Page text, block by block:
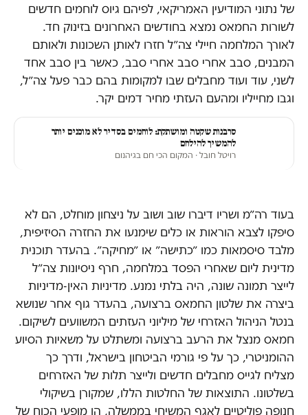
של נתוני המודיעין האמריקאי, לפיהם גיוס לוחמים חדשים
לשורות החמאס נמצא בחודשים האחרונים בזינוק חד.
לאורך המלחמה חיילי צה״ל חזרו לאותן השכונות ולאותם
המבנים, סבב אחרי סבב אחרי סבב, כאשר בין סבב אחד
לשני, עוד ועוד מחבלים שבו למקומות בהם כבר פעל צה״ל,
וגבו מחייליו ומהעם העזתי מחיר דמים יקר.
סרבנות שקטה ומושתקת: לוחמים בסדיר לא מוכנים יותר
להמשיך להילחם
רויטל חובל · המקום הכי חם בגיהנום
בעוד רה״מ ושריו דיברו שוב ושוב על ניצחון מוחלט, הם לא
סיפקו לצבא הוראות או כלים שימנעו את החזרה הסיזיפית,
מלבד סיסמאות כמו ״כתישה״ או ״מחיקה״. בהעדר תוכנית
מדינית ליום שאחרי הפסד במלחמה, חרף ניסיונות צה״ל
לייצר תמונה שונה, היה בלתי נמנע. מדיניות האין-מדיניות
ביצרה את שלטון החמאס ברצועה, בהעדר גוף אחר שנושא
בנטל הניהול האזרחי של מיליוני העזתים המשוועים לשיקום.
חמאס מנצל את הרעב ברצועה ומשתלט על משאיות הסיוע
ההומניטרי, כך על פי גורמי הביטחון בישראל, ודרך כך
מצליח לגייס מחבלים חדשים ולייצר תלות של האזרחים
בשלטונו. התוצאות של החלטות הללו, שמקורן בשיקולי
חנופה פוליטיים לאגף המשיחי בממשלה, הן מופעי הכוח של